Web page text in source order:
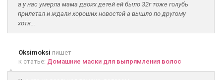
а у нас умерла мама двоих детей ей было 32г тоже голубь
прилетал и ждали хороших новостей а вышло по другому
хотя...
Oksimoksi пишет
к статье: Домашние маски для выпрямления волос